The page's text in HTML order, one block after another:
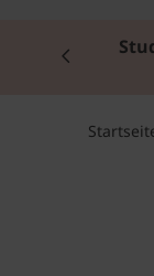
Currently